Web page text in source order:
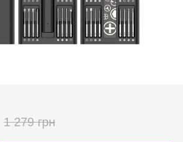
1 279 грн